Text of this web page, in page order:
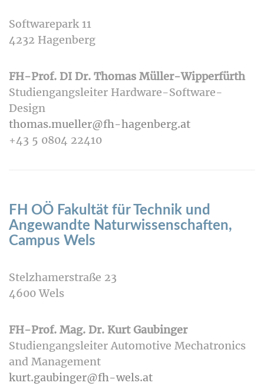
Softwarepark 11
4232 Hagenberg
FH-Prof. DI Dr. Thomas Müller-Wipperfürth
Studiengangsleiter Hardware-Software-
Design
thomas.mueller@fh-hagenberg.at
+43 5 0804 22410
FH OÖ Fakultät für Technik und
Angewandte Naturwissenschaften,
Campus Wels
Stelzhamerstraße 23
4600 Wels
FH-Prof. Mag. Dr. Kurt Gaubinger
Studiengangsleiter Automotive Mechatronics
and Management
kurt.gaubinger@fh-wels.at